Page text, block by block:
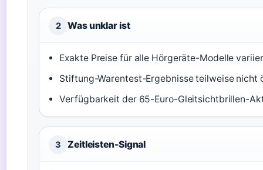
2 Was unklar ist
Exakte Preise für alle Hörgeräte-Modelle
Stiftung-Warentest-Ergebnisse teilweise nicht
Verfügbarkeit der 65-Euro-Gleitsichtbrillen-
3 Zeitleisten-Signal